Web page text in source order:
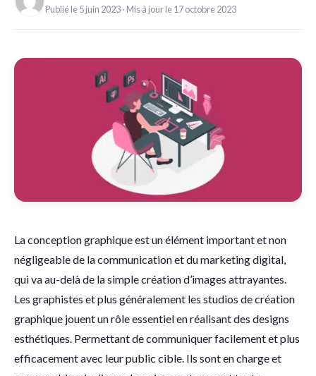
Publié le 5 juin 2023 Mis à jour le 17 octobre 2023
La conception graphique est un élément important et non
négligeable de la communication et du marketing digital,
qui va au-delà de la simple création d’images attrayantes.
Les graphistes et plus généralement les studios de création
graphique jouent un rôle essentiel en réalisant des designs
esthétiques. Permettant de communiquer facilement et plus
efficacement avec leur public cible. Ils sont en charge et